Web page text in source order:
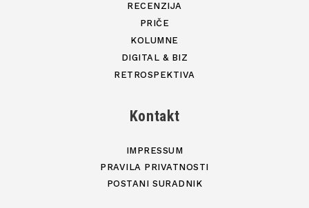
RECENZIJA
PRIČE
KOLUMNE
DIGITAL & BIZ
RETROSPEKTIVA
Kontakt
IMPRESSUM
PRAVILA PRIVATNOSTI
POSTANI SURADNIK